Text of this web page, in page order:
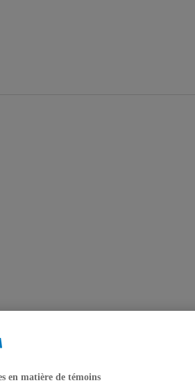
en matière de témoins